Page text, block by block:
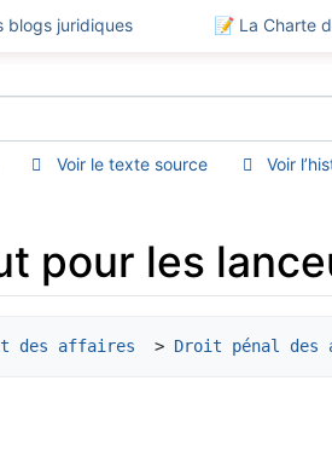
blogs juridiques 📝 La Charte
Voir le texte source Voir
pour les
des affaires
  >
Droit pénal des